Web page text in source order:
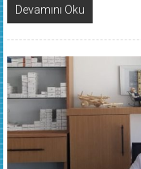
Devamını Oku